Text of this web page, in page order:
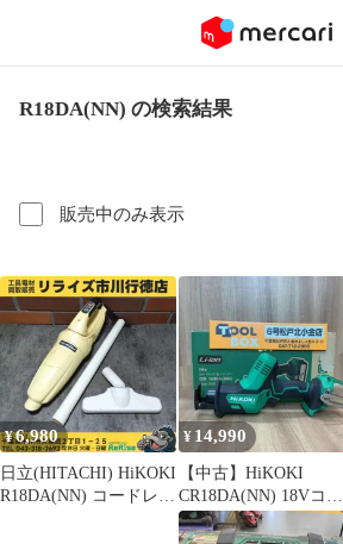
R18DA(NN) の検索結果
販売中のみ表示
¥6,980
日立(HITACHI) HiKOKI
R18DA(NN) コードレス
¥ 14,990
【中古】HiKOKI
CR18DA(NN) 18Vコー
ドレスセーバソー（